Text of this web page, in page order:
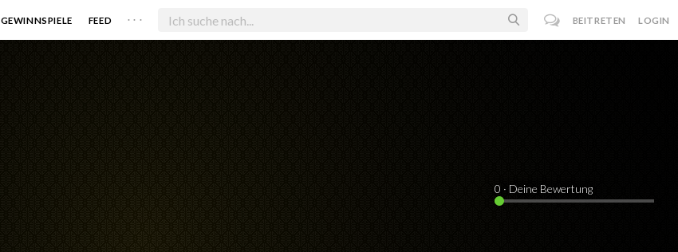
GEWINNSPIELE FEED . . . BEITRETEN LOGIN
0 · Deine Bewertung